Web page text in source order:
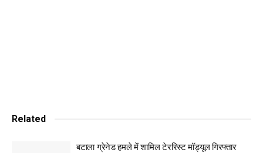
Related
बटाला ग्रेनेड हमले में शामिल टेररिस्ट मॉड्यूल गिरफ्तार